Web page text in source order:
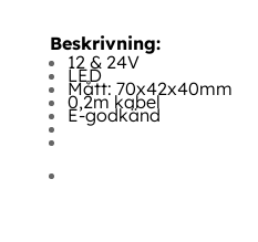
Beskrivning:
12 & 24V
LED
Mått: 70x42x40mm
0,2m kabel
E-godkänd